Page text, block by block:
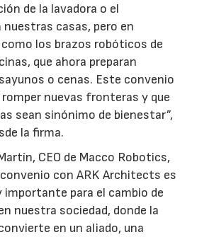
de la lavadora o el
nuestras casas, pero en
los brazos robóticos de
que ahora preparan
o cenas. Este convenio
nuevas fronteras y que
sean sinónimo de bienestar”,
la firma.
CEO de Macco Robotics,
con ARK Architects es
importante para el cambio de
nuestra sociedad, donde la
en un aliado, una